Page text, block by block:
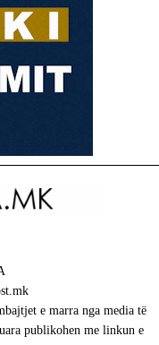
e marra nga media të
publikohen me linkun e